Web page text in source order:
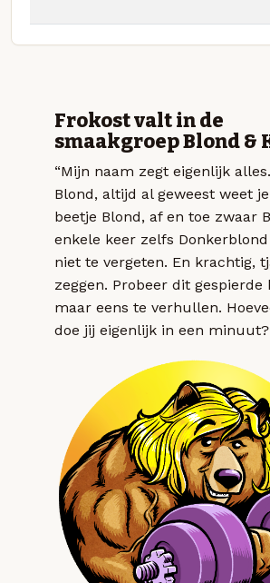
Frokost valt in de
smaakgroep Blond &
“Mijn naam zegt eigenlijk
Blond, altijd al geweest weet
beetje Blond, af en toe zwaar
enkele keer zelfs
niet te vergeten. En krachtig,
zeggen. Probeer dit gespierde
maar eens te verhullen.
doe jij eigenlijk in een